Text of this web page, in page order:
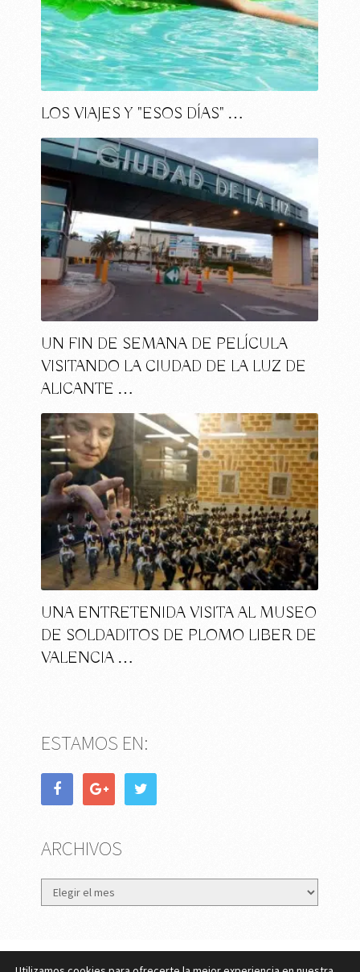
LOS VIAJES Y "ESOS DÍAS" …
UN FIN DE SEMANA DE PELÍCULA
VISITANDO LA CIUDAD DE LA LUZ DE
ALICANTE …
UNA ENTRETENIDA VISITA AL MUSEO
DE SOLDADITOS DE PLOMO LIBER DE
VALENCIA …
ESTAMOS EN:
ARCHIVOS
Archivos